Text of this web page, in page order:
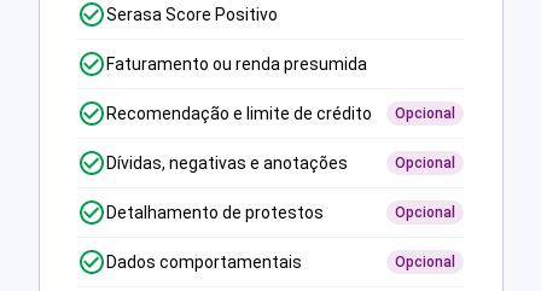
Serasa Score Positivo
Faturamento ou renda presumida
Recomendação e limite de crédito Opcional
Dívidas, negativas e anotações Opcional
Detalhamento de protestos Opcional
Dados comportamentais Opcional